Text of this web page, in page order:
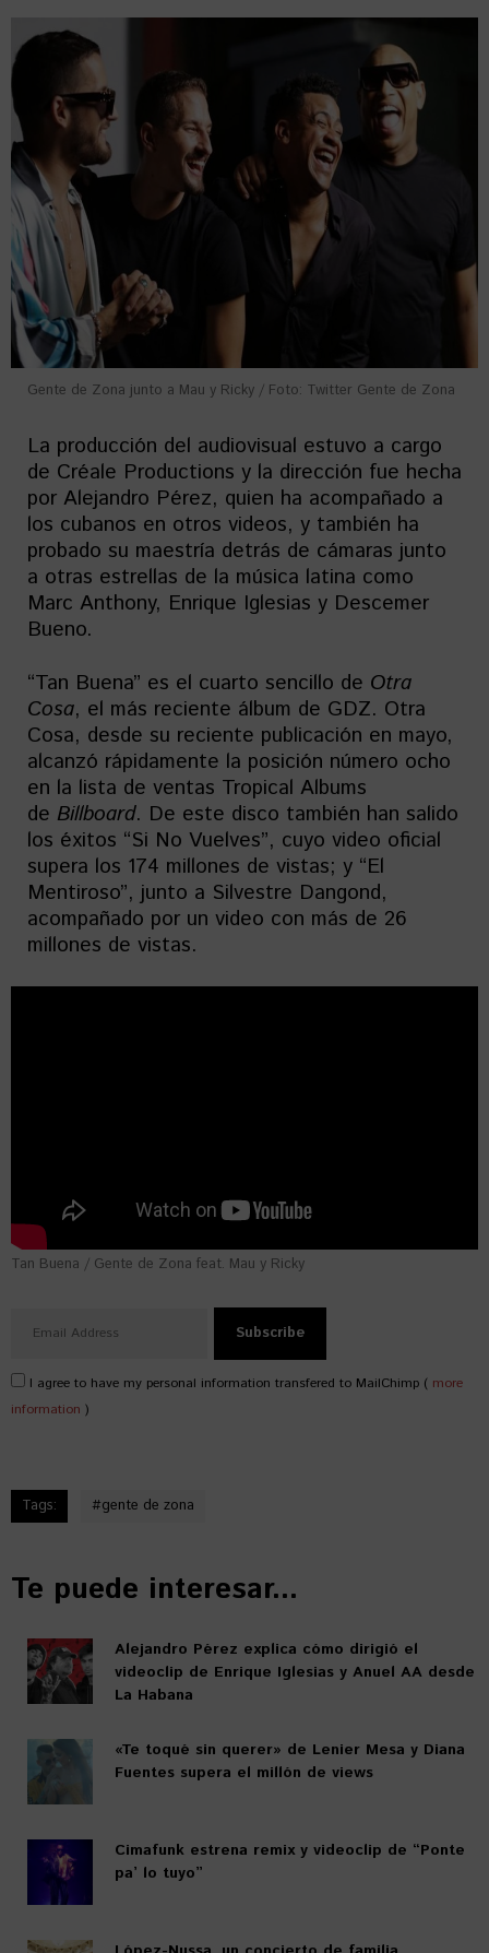
Gente de Zona junto a Mau y Ricky / Foto: Twitter Gente de Zona
La producción del audiovisual estuvo a cargo
de Créale Productions y la dirección fue hecha
por Alejandro Pérez, quien ha acompañado a
los cubanos en otros videos, y también ha
probado su maestría detrás de cámaras junto
a otras estrellas de la música latina como
Marc Anthony, Enrique Iglesias y Descemer
Bueno.
“Tan Buena” es el cuarto sencillo de Otra
Cosa, el más reciente álbum de GDZ. Otra
Cosa, desde su reciente publicación en mayo,
alcanzó rápidamente la posición número ocho
en la lista de ventas Tropical Albums
de Billboard. De este disco también han salido
los éxitos “Si No Vuelves”, cuyo video oficial
supera los 174 millones de vistas; y “El
Mentiroso”, junto a Silvestre Dangond,
acompañado por un video con más de 26
millones de vistas.
Tan Buena / Gente de Zona feat. Mau y Ricky
I agree to have my personal information transfered to MailChimp ( more
information )
Tags: #gente de zona
Te puede interesar...
Alejandro Pérez explica cómo dirigió el
videoclip de Enrique Iglesias y Anuel AA desde
La Habana
«Te toqué sin querer» de Lenier Mesa y Diana
Fuentes supera el millón de views
Cimafunk estrena remix y videoclip de “Ponte
pa’ lo tuyo”